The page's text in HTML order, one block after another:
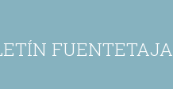
FUENTETAJA